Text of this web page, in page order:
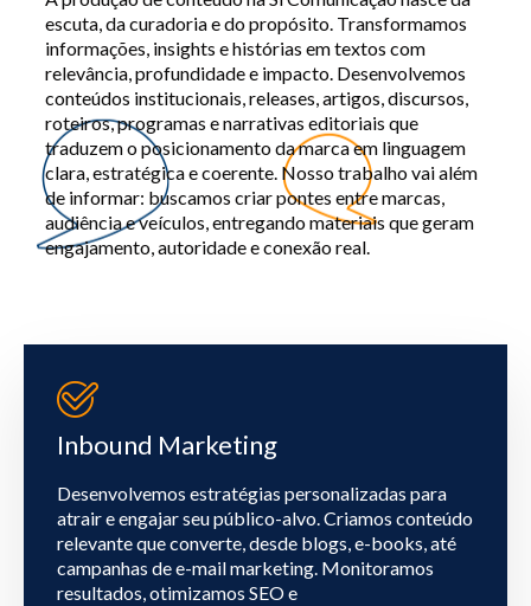
escuta, da curadoria e do propósito. Transformamos
informações, insights e histórias em textos com
relevância, profundidade e impacto. Desenvolvemos
conteúdos institucionais, releases, artigos, discursos,
roteiros, programas e narrativas editoriais que
traduzem o posicionamento da marca em linguagem
clara, estratégica e coerente. Nosso trabalho vai além
de informar: buscamos criar pontes entre marcas,
audiência e veículos, entregando materiais que geram
engajamento, autoridade e conexão real.
Inbound Marketing
Desenvolvemos estratégias personalizadas para
atrair e engajar seu público-alvo. Criamos conteúdo
relevante que converte, desde blogs, e-books, até
campanhas de e-mail marketing. Monitoramos
resultados, otimizamos SEO e